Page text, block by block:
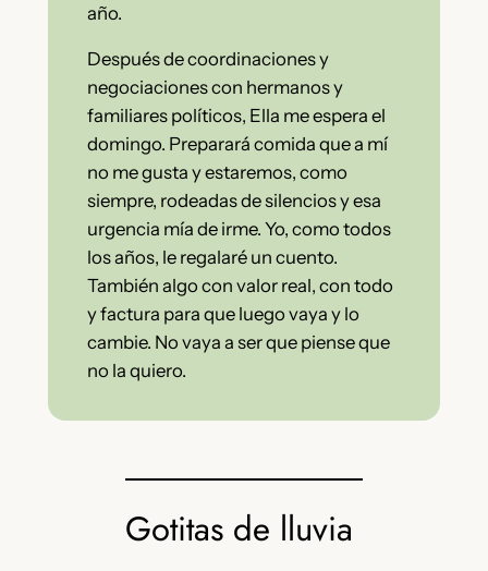
año.
Después de coordinaciones y
negociaciones con hermanos y
familiares políticos, Ella me espera el
domingo. Preparará comida que a mí
no me gusta y estaremos, como
siempre, rodeadas de silencios y esa
urgencia mía de irme. Yo, como todos
los años, le regalaré un cuento.
También algo con valor real, con todo
y factura para que luego vaya y lo
cambie. No vaya a ser que piense que
no la quiero.
Gotitas de lluvia